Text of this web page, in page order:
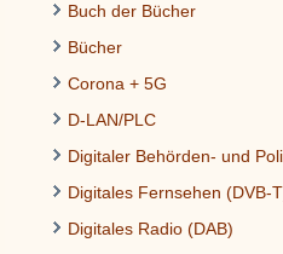
Buch der Bücher
Bücher
Corona + 5G
D-LAN/PLC
Digitaler Behörden- und
Digitales Fernsehen (DVB-
Digitales Radio (DAB)